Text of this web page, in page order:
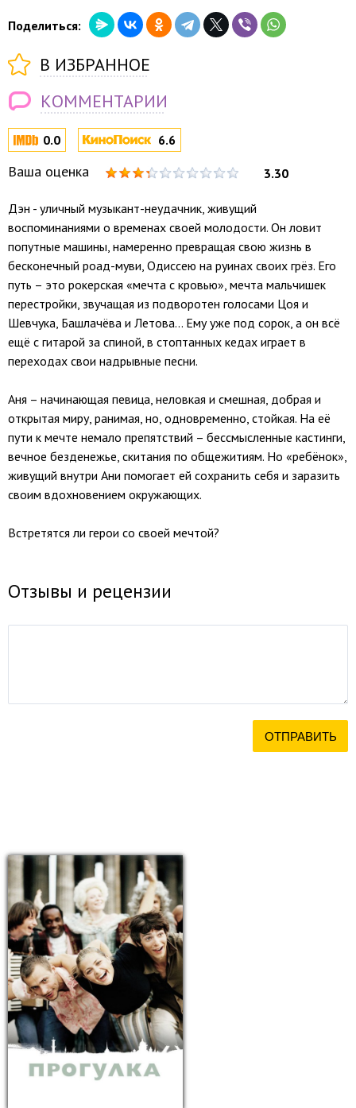
0.0 6.6
Ваша оценка 3.30
Дэн - уличный музыкант-неудачник, живущий
воспоминаниями о временах своей молодости. Он ловит
попутные машины, намеренно превращая свою жизнь в
бесконечный роад-муви, Одиссею на руинах своих грёз. Его
путь – это рокерская «мечта с кровью», мечта мальчишек
перестройки, звучащая из подворотен голосами Цоя и
Шевчука, Башлачёва и Летова... Ему уже под сорок, а он всё
ещё с гитарой за спиной, в стоптанных кедах играет в
переходах свои надрывные песни.
Аня – начинающая певица, неловкая и смешная, добрая и
открытая миру, ранимая, но, одновременно, стойкая. На её
пути к мечте немало препятствий – бессмысленные кастинги,
вечное безденежье, скитания по общежитиям. Но «ребёнок»,
живущий внутри Ани помогает ей сохранить себя и заразить
своим вдохновением окружающих.
Встретятся ли герои со своей мечтой?
Поделиться:
В ИЗБРАННОЕ
КОММЕНТАРИИ
Отзывы и рецензии